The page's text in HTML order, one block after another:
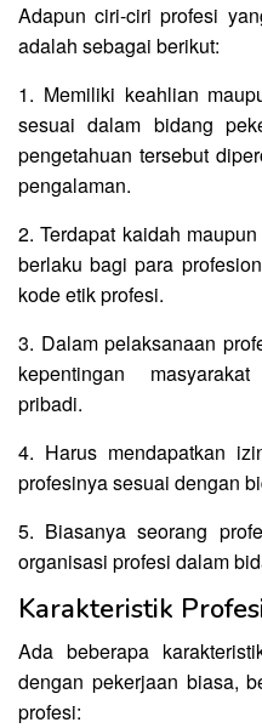
Adapun ciri-ciri profesi
adalah sebagai berikut:
1. Memiliki keahlian
sesuai dalam bidang
pengetahuan tersebut
pengalaman.
2. Terdapat kaidah
berlaku bagi para
kode etik profesi.
3. Dalam pelaksanaan
kepentingan
pribadi.
4. Harus mendapatkan
profesinya sesuai dengan
5. Biasanya seorang
organisasi profesi dalam
Karakteristik
Ada beberapa
dengan pekerjaan biasa,
profesi: